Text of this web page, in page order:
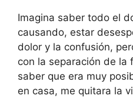
Imagina saber todo el
causando, estar
dolor y la confusión,
con la separación de la
saber que era muy
en casa, me quitara la